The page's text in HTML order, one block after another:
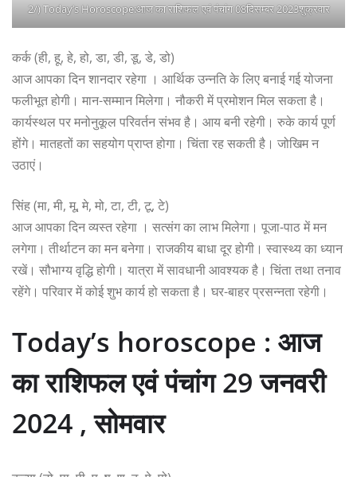
2/) Today’s Horoscope:आज का राशिफल एवं पंचांग 08दिसम्बर 2023शुक्रवार
कर्क (ही, हू, हे, हो, डा, डी, डू, डे, डो)
आज आपका दिन शानदार रहेगा । आर्थिक उन्नति के लिए बनाई गई योजना
फलीभूत होगी। मान-सम्मान मिलेगा। नौकरी में प्रमोशन मिल सकता है।
कार्यस्थल पर मनोनुकूल परिवर्तन संभव है। आय बनी रहेगी। रुके कार्य पूर्ण
होंगे। मातहतों का सहयोग प्राप्त होगा। चिंता रह सकती है। जोखिम न
उठाएं।
सिंह (मा, मी, मू, मे, मो, टा, टी, टू, टे)
आज आपका दिन व्यस्त रहेगा । सत्संग का लाभ मिलेगा। पूजा-पाठ में मन
लगेगा। तीर्थाटन का मन बनेगा। राजकीय बाधा दूर होगी। स्वास्थ्य का ध्यान
रखें। सौभाग्य वृद्धि होगी। यात्रा में सावधानी आवश्यक है। चिंता तथा तनाव
रहेंगे। परिवार में कोई शुभ कार्य हो सकता है। घर-बाहर प्रसन्नता रहेगी।
Today’s horoscope : आज
का राशिफल एवं पंचांग 29 जनवरी
2024 , सोमवार